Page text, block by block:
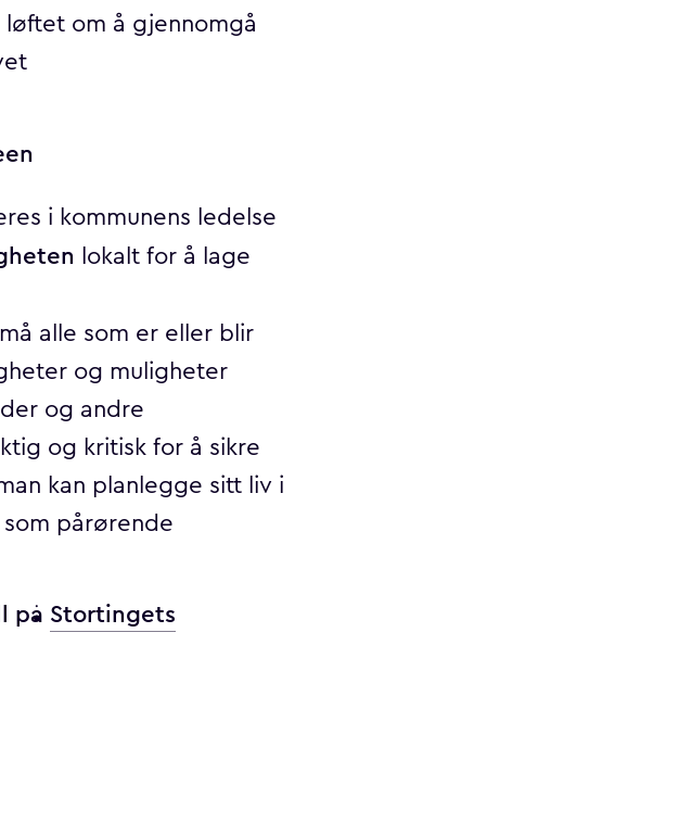
om å gjennomgå
i kommunens ledelse
lokalt for å lage
alle som er eller blir
og muligheter
og andre
og kritisk for å sikre
kan planlegge sitt liv i
pårørende
på Stortingets